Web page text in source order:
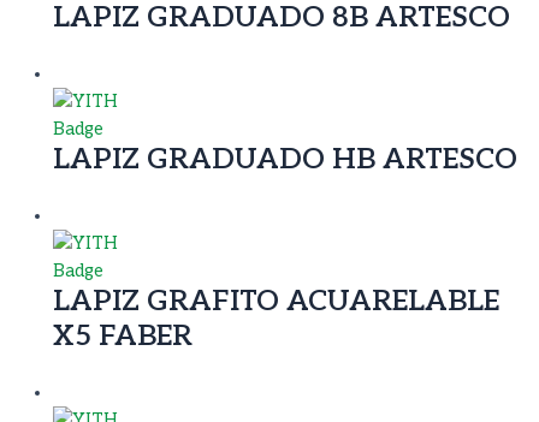
LAPIZ GRADUADO 8B ARTESCO
LAPIZ GRADUADO HB ARTESCO
LAPIZ GRAFITO ACUARELABLE
X5 FABER